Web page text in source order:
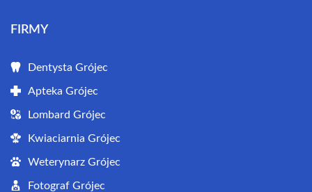
FIRMY
Dentysta Grójec
Apteka Grójec
Lombard Grójec
Kwiaciarnia Grójec
Weterynarz Grójec
Fotograf Grójec